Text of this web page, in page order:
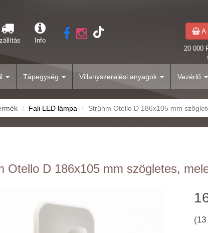
Info
A
20 000
Tápegység Villanyszerelési anyagok Vezérlő
Fali LED lámpa Strühm Otello D 186x105 mm
Otello D 186x105 mm szögletes,